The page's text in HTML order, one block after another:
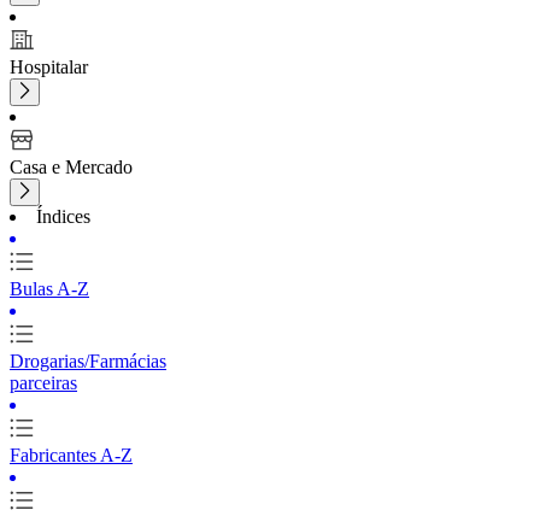
Hospitalar
Casa e Mercado
Índices
Bulas A-Z
Drogarias/Farmácias
parceiras
Fabricantes A-Z